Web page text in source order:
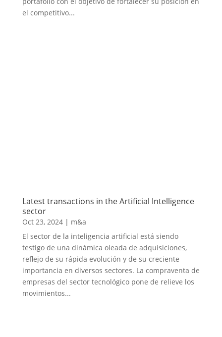
el competitivo...
Latest transactions in the Artificial Intelligence
sector
Oct 23, 2024| m&a
El sector de la inteligencia artificial está siendo
testigo de una dinámica oleada de adquisiciones,
reflejo de su rápida evolución y de su creciente
importancia en diversos sectores. La compraventa de
empresas del sector tecnológico pone de relieve los
movimientos...